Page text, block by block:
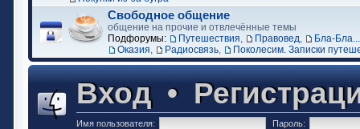
Свободное общение
общение на прочие и отвлечённые темы
Подфорумы:
Путешествия, Правовед,
Бла-Бла...
Оказия, Радиосвязь, Поколесим. Записки
Вход•
Имя пользователя: Пароль: